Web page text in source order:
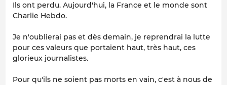
Ils ont perdu. Aujourd'hui, la France et le monde sont
Charlie Hebdo.
Je n'oublierai pas et dès demain, je reprendrai la lutte
pour ces valeurs que portaient haut, très haut, ces
glorieux journalistes.
Pour qu'ils ne soient pas morts en vain, c'est à nous de